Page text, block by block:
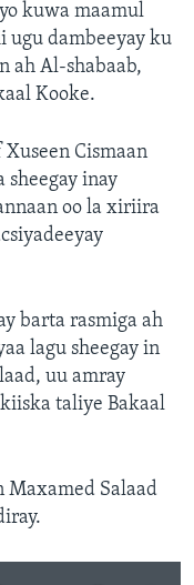
kuwa maamul
ugu dambeeyay ku
ah Al-shabaab,
Kooke.
Cismaan
sheegay inay
oo la xiriira
barta rasmiga ah
lagu sheegay in
uu amray
taliye Bakaal
Maxamed Salaad